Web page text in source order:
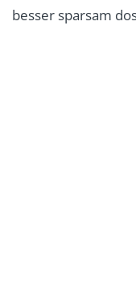
besser sparsam